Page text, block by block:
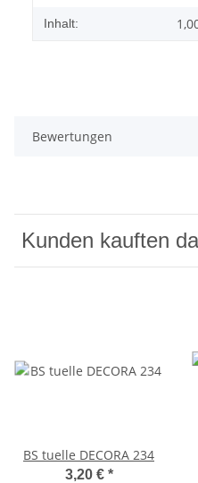
Inhalt:
Bewertungen
Kunden kauften
BS tuelle DECORA 234
3,20 € *